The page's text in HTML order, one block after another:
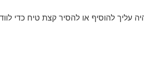
עליך להוסיף או להסיר קצת טיח כדי